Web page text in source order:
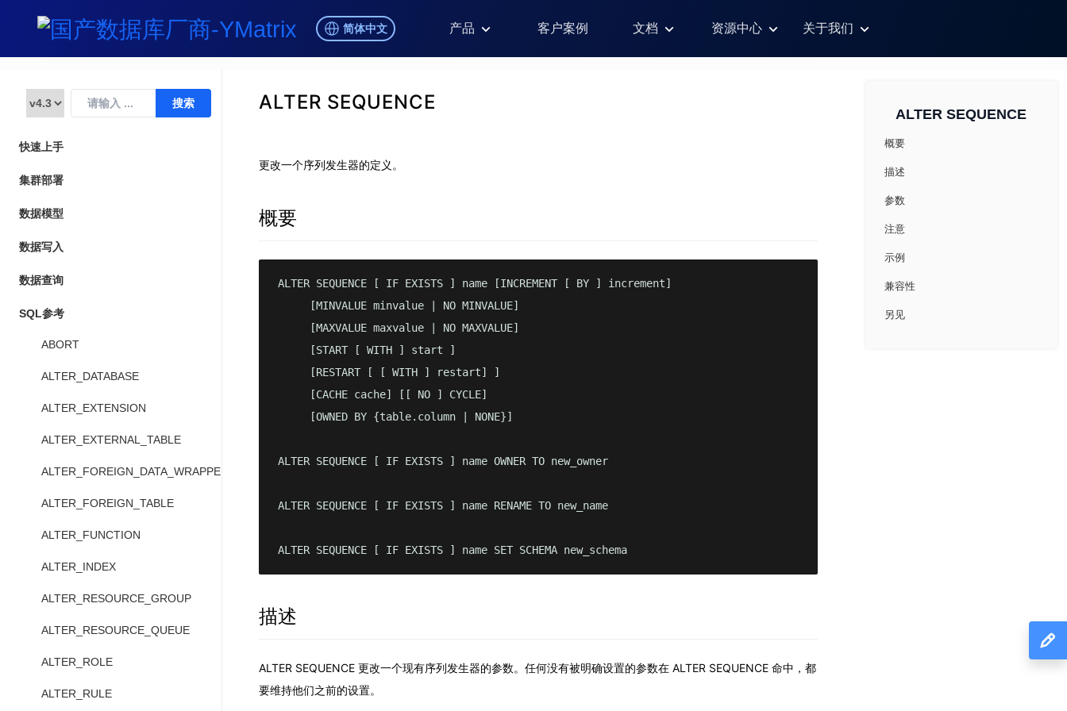
简体中文 产品 客户案例 文档 资源中心 关于我们
快速上手
集群部署
数据模型
数据写入
数据查询
SQL参考
ABORT
ALTER_DATABASE
ALTER_EXTENSION
ALTER_EXTERNAL_TABLE
ALTER_FOREIGN_DATA_WRAPPER
ALTER_FOREIGN_TABLE
ALTER_FUNCTION
ALTER_INDEX
ALTER_RESOURCE_GROUP
ALTER_RESOURCE_QUEUE
ALTER_ROLE
ALTER_RULE
ALTER SEQUENCE
更改一个序列发生器的定义。
概要
ALTER SEQUENCE [ IF EXISTS ] name [INCREMENT [ BY ] increment]
     [MINVALUE minvalue | NO MINVALUE]
     [MAXVALUE maxvalue | NO MAXVALUE]
     [START [ WITH ] start ]
     [RESTART [ [ WITH ] restart] ]
     [CACHE cache] [[ NO ] CYCLE]
     [OWNED BY {table.column | NONE}]
ALTER SEQUENCE [ IF EXISTS ] name OWNER TO new_owner
ALTER SEQUENCE [ IF EXISTS ] name RENAME TO new_name
ALTER SEQUENCE [ IF EXISTS ] name SET SCHEMA new_schema
描述
ALTER SEQUENCE 更改一个现有序列发生器的参数。任何没有被明确设置的参数在 ALTER SEQUENCE 命中，都
要维持他们之前的设置。
ALTER SEQUENCE
概要
描述
参数
注意
示例
兼容性
另见